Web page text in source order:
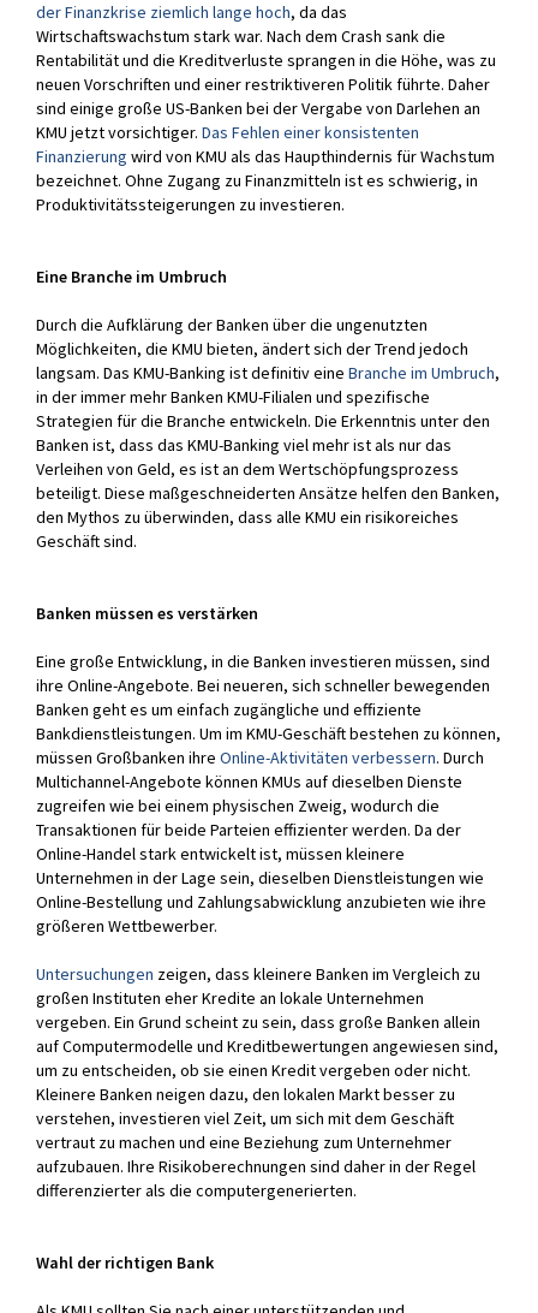
der Finanzkrise ziemlich lange hoch, da das
Wirtschaftswachstum stark war. Nach dem Crash sank die
Rentabilität und die Kreditverluste sprangen in die Höhe, was zu
neuen Vorschriften und einer restriktiveren Politik führte. Daher
sind einige große US-Banken bei der Vergabe von Darlehen an
KMU jetzt vorsichtiger.Das Fehlen einer konsistenten
Finanzierung wird von KMU als das Haupthindernis für Wachstum
bezeichnet. Ohne Zugang zu Finanzmitteln ist es schwierig, in
Produktivitätssteigerungen zu investieren.
Eine Branche im Umbruch
Durch die Aufklärung der Banken über die ungenutzten
Möglichkeiten, die KMU bieten, ändert sich der Trend jedoch
langsam. Das KMU-Banking ist definitiv eineBranche im Umbruch,
in der immer mehr Banken KMU-Filialen und spezifische
Strategien für die Branche entwickeln. Die Erkenntnis unter den
Banken ist, dass das KMU-Banking viel mehr ist als nur das
Verleihen von Geld, es ist an dem Wertschöpfungsprozess
beteiligt. Diese maßgeschneiderten Ansätze helfen den Banken,
den Mythos zu überwinden, dass alle KMU ein risikoreiches
Geschäft sind.
Banken müssen es verstärken
Eine große Entwicklung, in die Banken investieren müssen, sind
ihre Online-Angebote. Bei neueren, sich schneller bewegenden
Banken geht es um einfach zugängliche und effiziente
Bankdienstleistungen. Um im KMU-Geschäft bestehen zu können,
müssen Großbanken ihreOnline-Aktivitäten verbessern. Durch
Multichannel-Angebote können KMUs auf dieselben Dienste
zugreifen wie bei einem physischen Zweig, wodurch die
Transaktionen für beide Parteien effizienter werden. Da der
Online-Handel stark entwickelt ist, müssen kleinere
Unternehmen in der Lage sein, dieselben Dienstleistungen wie
Online-Bestellung und Zahlungsabwicklung anzubieten wie ihre
größeren Wettbewerber.
Untersuchungen zeigen, dass kleinere Banken im Vergleich zu
großen Instituten eher Kredite an lokale Unternehmen
vergeben. Ein Grund scheint zu sein, dass große Banken allein
auf Computermodelle und Kreditbewertungen angewiesen sind,
um zu entscheiden, ob sie einen Kredit vergeben oder nicht.
Kleinere Banken neigen dazu, den lokalen Markt besser zu
verstehen, investieren viel Zeit, um sich mit dem Geschäft
vertraut zu machen und eine Beziehung zum Unternehmer
aufzubauen. Ihre Risikoberechnungen sind daher in der Regel
differenzierter als die computergenerierten.
Wahl der richtigen Bank